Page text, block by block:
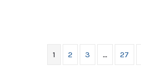
1 2 3 … 27